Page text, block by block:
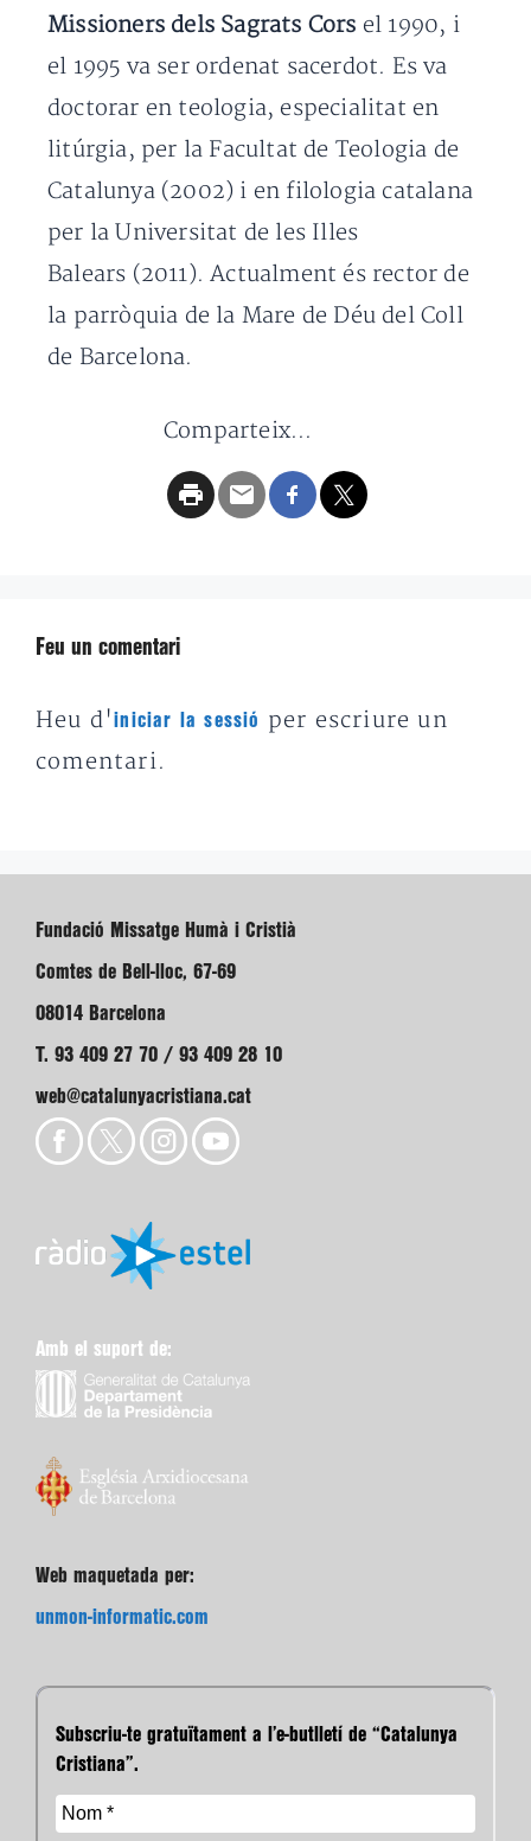
Missioners dels Sagrats Cors el 1990, i
el 1995 va ser ordenat sacerdot. Es va
doctorar en teologia, especialitat en
litúrgia, per la Facultat de Teologia de
Catalunya (2002) i en filologia catalana
per la Universitat de les Illes
Balears (2011). Actualment és rector de
la parròquia de la Mare de Déu del Coll
de Barcelona.
Comparteix...
Feu un comentari
Heu d'iniciar la sessió
per escriure un
comentari.
Fundació Missatge Humà i Cristià
Comtes de Bell-lloc, 67-69
08014 Barcelona
T. 93 409 27 70 / 93 409 28 10
web@catalunyacristiana.cat
Amb el suport de:
Web maquetada per:
unmon-informatic.com
Subscriu-te gratuïtament a l’e-butlletí de “Catalunya
Cristiana”.